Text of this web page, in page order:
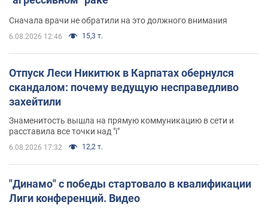
Сначала врачи не обратили на это должного внимания
6.08.2026 12:46 15,3 т.
Отпуск Леси Никитюк в Карпатах обернулся
скандалом: почему ведущую несправедливо
захейтили
Знаменитость вышла на прямую коммуникацию в сети и
расставила все точки над "i"
6.08.2026 17:32 12,2 т.
"Динамо" с победы стартовало в квалификации
Лиги конференций. Видео